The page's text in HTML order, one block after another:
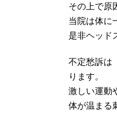
その上で原
当院は体に
是非ヘッド
不定愁訴は
ります。
激しい運動
体が温まる